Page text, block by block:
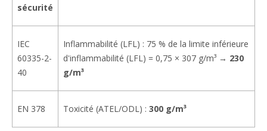
sécurité
IEC
60335-2-
40
Inflammabilité (LFL) : 75 % de la limite inférieure
d'inflammabilité (LFL) = 0,75 × 307 g/m³ → 230
g/m³
EN 378 Toxicité (ATEL/ODL) : 300 g/m³